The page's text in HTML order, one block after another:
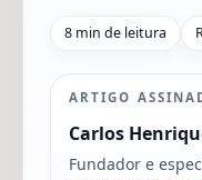
8 min de leitura
ARTIGO
Carlos
Fundador e